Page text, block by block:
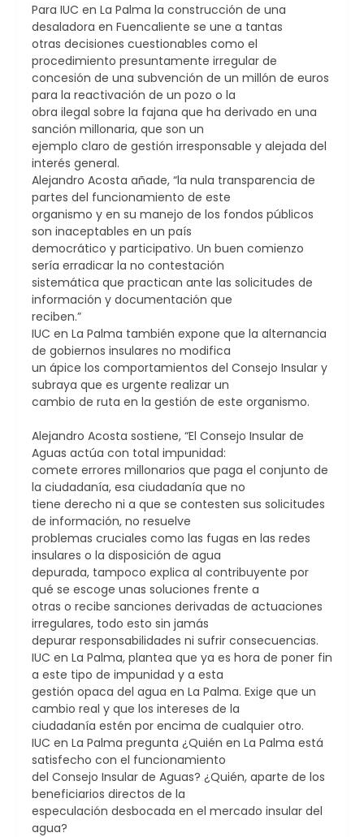
Para IUC en La Palma la construcción de una
desaladora en Fuencaliente se une a tantas
otras decisiones cuestionables como el
procedimiento presuntamente irregular de
concesión de una subvención de un millón de euros
para la reactivación de un pozo o la
obra ilegal sobre la fajana que ha derivado en una
sanción millonaria, que son un
ejemplo claro de gestión irresponsable y alejada del
interés general.
Alejandro Acosta añade, “la nula transparencia de
partes del funcionamiento de este
organismo y en su manejo de los fondos públicos
son inaceptables en un país
democrático y participativo. Un buen comienzo
sería erradicar la no contestación
sistemática que practican ante las solicitudes de
información y documentación que
reciben.”
IUC en La Palma también expone que la alternancia
de gobiernos insulares no modifica
un ápice los comportamientos del Consejo Insular y
subraya que es urgente realizar un
cambio de ruta en la gestión de este organismo.
Alejandro Acosta sostiene, “El Consejo Insular de
Aguas actúa con total impunidad:
comete errores millonarios que paga el conjunto de
la ciudadanía, esa ciudadanía que no
tiene derecho ni a que se contesten sus solicitudes
de información, no resuelve
problemas cruciales como las fugas en las redes
insulares o la disposición de agua
depurada, tampoco explica al contribuyente por
qué se escoge unas soluciones frente a
otras o recibe sanciones derivadas de actuaciones
irregulares, todo esto sin jamás
depurar responsabilidades ni sufrir consecuencias.
IUC en La Palma, plantea que ya es hora de poner fin
a este tipo de impunidad y a esta
gestión opaca del agua en La Palma. Exige que un
cambio real y que los intereses de la
ciudadanía estén por encima de cualquier otro.
IUC en La Palma pregunta ¿Quién en La Palma está
satisfecho con el funcionamiento
del Consejo Insular de Aguas? ¿Quién, aparte de los
beneficiarios directos de la
especulación desbocada en el mercado insular del
agua?